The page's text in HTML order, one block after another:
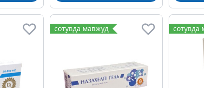
сотувда мавжуд сотувда